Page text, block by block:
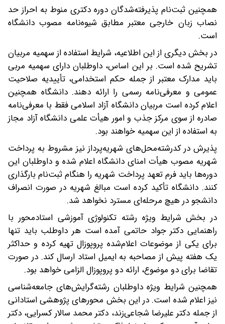
همچنین ثبت‌نام پذیرفته‌شدگان دوره دکتری منوط به احراز حد
نصاب زبان خارجی معتبر مطابق شیوه‌نامه مصوب دانشگاه
است.
در بخش دیگری از این اطلاعیه، شرایط استفاده از سهمیه مربیان
تشریح شده است. بر این اساس، داوطلبان دارای سهمیه مربی
باید مدارک معتبر از جمله حکم استخدامی، تأییدیه صلاحیت
عمومی و معرفی‌نامه رسمی را ارائه دهند. دانشگاه همچنین
اعلام کرده است مربیان دانشگاه آزاد اسلامی فقط با معرفی‌نامه
صادره از سوی مرکز جذب و امور هیأت علمی دانشگاه آزاد مجاز
به استفاده از این سهمیه خواهند بود.
پذیرش در کدرشته‌محل‌های شهریه‌پرداز نیز مشروط به پرداخت
شهریه مصوب هیأت امنای دانشگاه اعلام شده و داوطلبان این
دوره‌ها باید فرم تعهد پرداخت شهریه را هنگام ثبت‌نام بارگذاری
کنند. دانشگاه تأکید کرده است مبالغ شهریه در صورت انصراف
دانشجو در هیچ مرحله‌ای مسترد نخواهد شد.
در بخش شرایط ویژه رشته تکنولوژی آموزشی استادمحور با
راهنمایی دکتر جواد حاتمی آمده است هر داوطلب باید تنها
برای یکی از موضوعات اعلام‌شده پروپوزال تهیه کرده و حداکثر
یک هفته پیش از مصاحبه به ایمیل استاد ارسال کند. در صورت
تقاضا برای دو موضوع، ارائه دو پروپوزال الزامی خواهد بود.
همچنین شرایط ویژه داوطلبان رشته‌گرایش‌های جامعه‌شناسی
نیز اعلام شده است. در این بخش محورهای پژوهشی استادانی
از جمله دکتر علیرضا شجاعی‌زند، دکتر محمد سالار کسرایی، دکتر